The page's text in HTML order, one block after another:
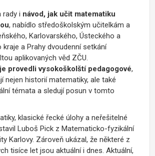
rady i návod, jak učit matematiku
, nabídlo středoškolským učitelkám a
Karlovarského, Ústeckého a
a Prahy dvoudenní setkání
aplikovaných věd ZČU.
provedli vysokoškolští pedagogové,
nejen historií matematiky, ale také
témata a sledují posun v tomto
klasické řecké úlohy a neřešitelné
Luboš Pick z Matematicko-fyzikální
Karlovy. Zároveň ukázal, že některé z
tisíce let jsou aktuální i dnes. Aktuální,